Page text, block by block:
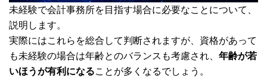
未経験で会計事務所を目指す場合に必要なことについて、
説明します。
実際にはこれらを総合して判断されますが、資格があって
も未経験の場合は年齢とのバランスも考慮され、 年齢が若
いほうが有利になることが多くなるでしょう。